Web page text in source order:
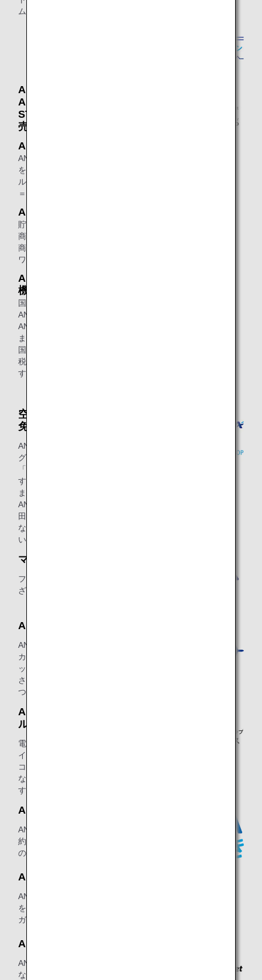
ム等で一気にマイルが貯まります。
ANAショッピング A-style・
ANAセレクション・ANA
STORE@SKY・国際線機内販
売
ANAショッピング A-style
ANAショッピング A-styleでは、マイル
を貯めるのはもちろん、貯まったマイ
ルをお好きな商品のお買い物に1マイル
＝1円からご利用いただけます。
ANAセレクション
貯まったマイルをANA厳選のオススメ
商品と交換いただけます。オリジナル
商品のほか、おしゃれ家電やグルメ、
ワインなど多数ご紹介しております。
ANA STORE@SKY・国際線
機内販売
国内線ではANA Wi-Fi Serviceを使って
ANA STORE@SKYにアクセスすれば、
ANAオリジナル商品をご購入いただけ
ます。
国際線ではバラエティ豊かな商品を免
税ならではのお手頃な価格で提供しま
す。
空港内店舗（空港売店・空港
免税店）
ANA FESTAでは各地の名産品や飛行機
グッズ・旅行カバンなどを販売する
「ギフトショップ」や、お食事を提供
する「フードショップ」を展開してい
ます。
ANA DUTY FREE SHOPでは成田・羽
田・那覇空港で、酒・たばこ・化粧品
など、人気ブランドの免税品をご購入
いただけます。
マイルが貯まるその他加盟店
フライトだけでなく、日常生活のさま
ざまなシーンでマイルが貯まります。
ANAカードマイルプラス
ANAカードマイルプラス加盟店でANA
カードでお支払いいただくと、クレジ
ットカード会社のポイントとは別に、
さらに100円または200円（税込み）に
つき1マイルが貯まるサービスです。
ANAマイレージクラブ モバイ
ルプラス
電子マネー「楽天Edy」のご利用でマ
イルが3倍貯まる、マイルをANA SKY
コインにおトクなレートで交換できる
などの特典がある有料会員サービスで
す。
ANAでんき
ANAでんきに乗り換えて毎月の電気契
約を継続するとマイルが貯まる、ANA
の新しい電気サービスです。
ANAガス
ANAガスに切り替えて毎月のガス契約
を継続するとマイルが貯まる、ANAの
ガスサービスです。
ANA Pocket
ANA Pocketは、飛行機での移動だけで
なく、徒歩・電車・自転車・自動車な